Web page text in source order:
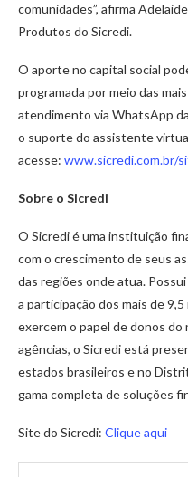
comunidades”, afirma
Produtos do Sicredi.
O aporte no capital social
programada por meio das
atendimento via WhatsApp
o suporte do assistente
acesse: www.sicredi.com.br/
Sobre o Sicredi
O Sicredi é uma instituição
com o crescimento de seus
das regiões onde atua.
a participação dos mais de
exercem o papel de donos do
agências, o Sicredi está
estados brasileiros e no
gama completa de soluções
Site do Sicredi: Clique aqui